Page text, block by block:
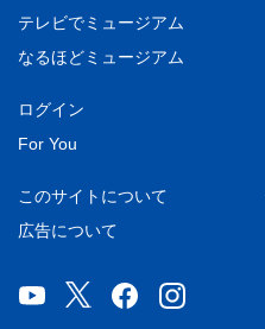
テレビでミュージアム
なるほどミュージアム
ログイン
For You
このサイトについて
広告について